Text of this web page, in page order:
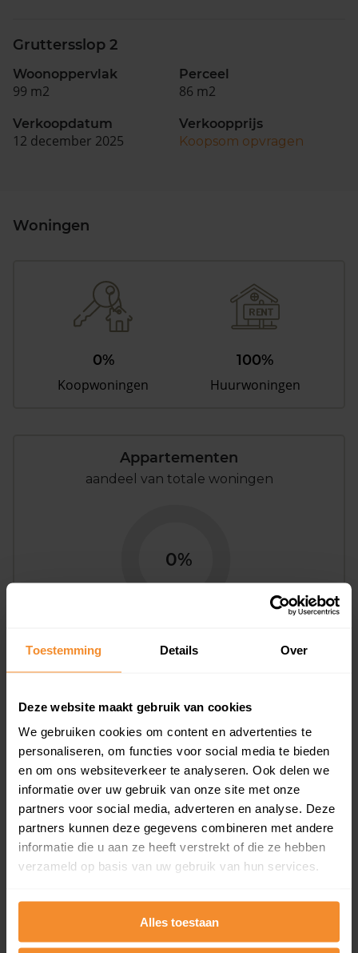
Toestemming Details Over
Deze website maakt gebruik van cookies
We gebruiken cookies om content en advertenties te
personaliseren, om functies voor social media te bieden
en om ons websiteverkeer te analyseren. Ook delen we
informatie over uw gebruik van onze site met onze
partners voor social media, adverteren en analyse. Deze
partners kunnen deze gegevens combineren met andere
informatie die u aan ze heeft verstrekt of die ze hebben
verzameld op basis van uw gebruik van hun services.
Alles toestaan
Gruttersslop 2
Woonoppervlak
99 m2
Perceel
86 m2
Verkoopdatum
12 december 2025
Verkoopprijs
Koopsom opvragen
Woningen
0%
Koopwoningen
100%
Huurwoningen
Appartementen
aandeel van totale woningen
0%
T/m 1945
0%
1946 - 1980
100%
1981 - 2007
2008 of later
0%